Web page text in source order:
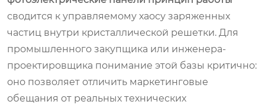
сводится к управляемому хаосу заряженных
частиц внутри кристаллической решетки. Для
промышленного закупщика или инженера-
проектировщика понимание этой базы критично:
оно позволяет отличить маркетинговые
обещания от реальных технических